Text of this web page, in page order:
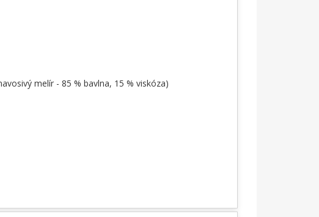
melír - 85 % bavlna, 15 % viskóza)